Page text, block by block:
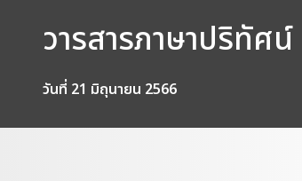
วารสารภาษาปริทัศ
วันที่ 21 มิถุนายน 2566